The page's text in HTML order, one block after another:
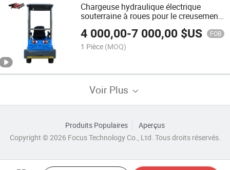
Chargeuse hydraulique électrique
souterraine à roues pour le creusement
dans les tunnels, machine de fouille
pour mines de charbon, machine de
forage dans les tunnels
4 000,00-7 000,00 $US FOB
1 Pièce (MOQ)
Voir Plus
Produits Populaires
Aperçus
Copyright © 2026 Focus Technology Co., Ltd. Tous droits réservés.